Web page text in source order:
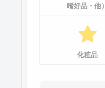
嗜好品・他）
化粧品